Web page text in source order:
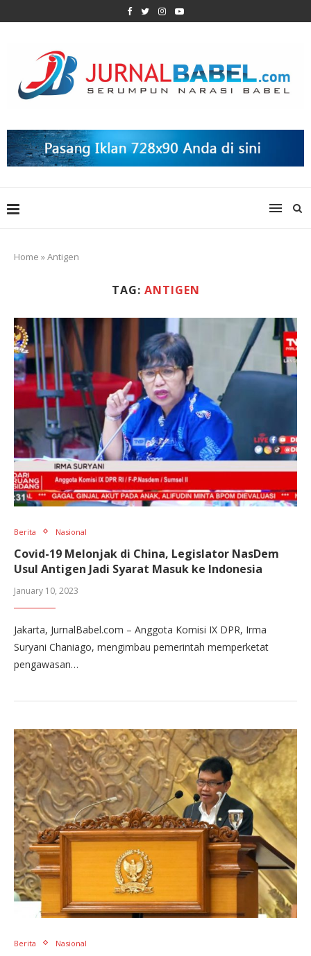
Home »Antigen
TAG: ANTIGEN
Berita Nasional
Covid-19 Melonjak di China, Legislator NasDem
Usul Antigen Jadi Syarat Masuk ke Indonesia
January 10, 2023
Jakarta, JurnalBabel.com – Anggota Komisi IX DPR, Irma
Suryani Chaniago, mengimbau pemerintah memperketat
pengawasan…
Berita Nasional